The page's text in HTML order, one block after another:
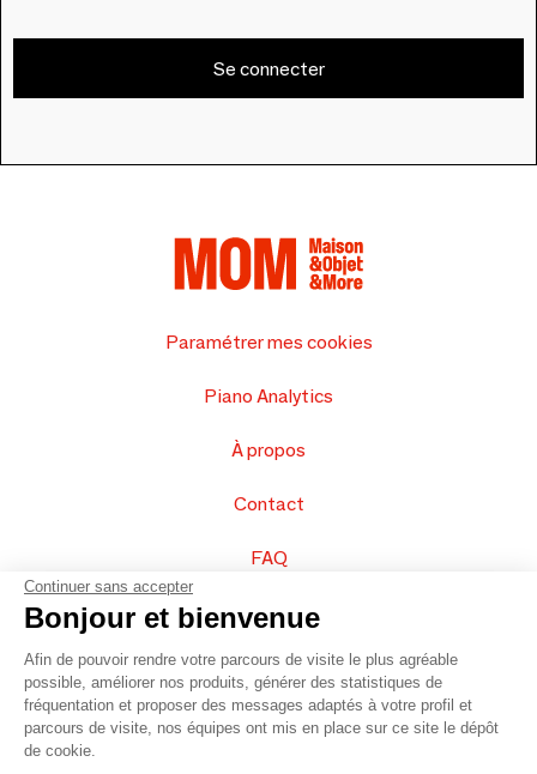
Se connecter
Paramétrer mes cookies
Piano Analytics
À propos
Contact
FAQ
Vendez vos produits
Plan du site
Continuer sans accepter
Bonjour et bienvenue
Afin de pouvoir rendre votre parcours de visite le plus agréable
possible, améliorer nos produits, générer des statistiques de
fréquentation et proposer des messages adaptés à votre profil et
parcours de visite, nos équipes ont mis en place sur ce site le dépôt
de cookie.